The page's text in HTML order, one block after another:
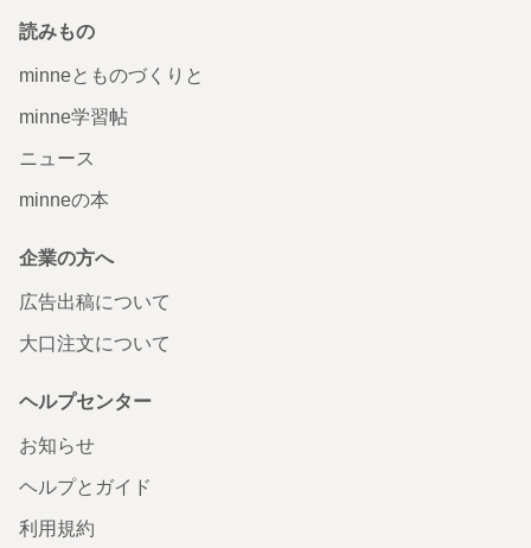
読みもの
minneとものづくりと
minne学習帖
ニュース
minneの本
企業の方へ
広告出稿について
大口注文について
ヘルプセンター
お知らせ
ヘルプとガイド
利用規約